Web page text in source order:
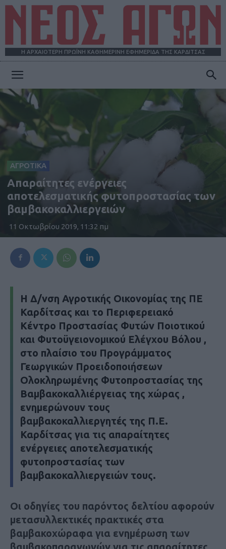
Η ΑΡΧΑΙΟΤΕΡΗ ΠΡΩΪΝΗ ΚΑΘΗΜΕΡΙΝΗ ΕΦΗΜΕΡΙΔΑ ΤΗΣ ΚΑΡΔΙΤΣΑΣ
ΑΓΡΟΤΙΚΑ
Απαραίτητες ενέργειες
αποτελεσματικής φυτοπροστασίας των
βαμβακοκαλλιεργειών
11 Οκτωβρίου 2019, 11:32 πμ
Η Δ/νση Αγροτικής Οικονομίας της ΠΕ
Καρδίτσας και το Περιφερειακό
Κέντρο Προστασίας Φυτών Ποιοτικού
και Φυτοϋγειονομικού Ελέγχου Βόλου ,
στο πλαίσιο του Προγράμματος
Γεωργικών Προειδοποιήσεων
Ολοκληρωμένης Φυτοπροστασίας της
Βαμβακοκαλλιέργειας της χώρας ,
ενημερώνουν τους
βαμβακοκαλλιεργητές της Π.Ε.
Καρδίτσας για τις απαραίτητες
ενέργειες αποτελεσματικής
φυτοπροστασίας των
βαμβακοκαλλιεργειών τους.
Οι οδηγίες του παρόντος δελτίου αφορούν
μετασυλλεκτικές πρακτικές στα
βαμβακοχώραφα για ενημέρωση των
βαμβακοπαραγωγών για τις απαραίτητες